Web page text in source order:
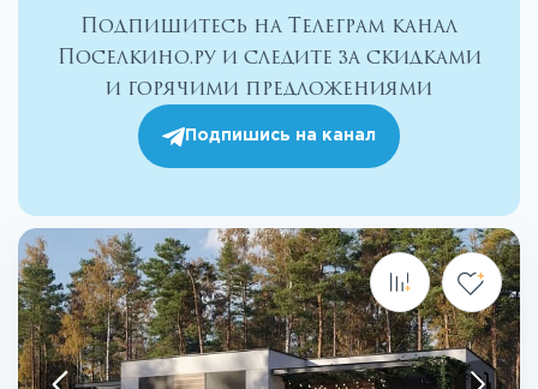
Подпишитесь на Телеграм канал
Поселкино.ру и следите за скидками
и горячими предложениями
Подпишись на канал